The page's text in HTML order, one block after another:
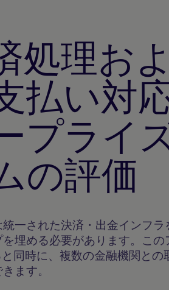
処理およ
払い対
プライ
の評価
一された決済・出金インフラ
埋める必要があります。この
同時に、複数の金融機関との
ます。